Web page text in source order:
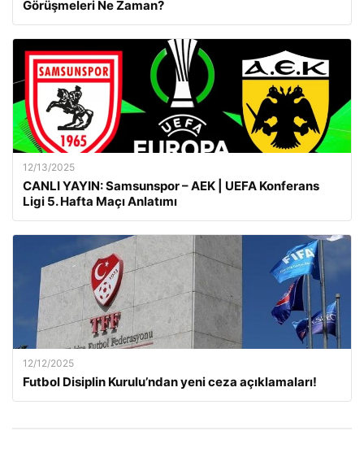
Görüşmeleri Ne Zaman?
12/13/2025
CANLI YAYIN: Samsunspor – AEK | UEFA Konferans
Ligi 5. Hafta Maçı Anlatımı
12/12/2025
Futbol Disiplin Kurulu’ndan yeni ceza açıklamaları!